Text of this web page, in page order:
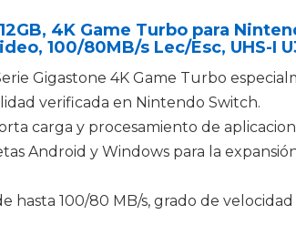
4K Game Turbo para
100/80MB/s Lec/Esc, UHS-I
Gigastone 4K Game Turbo
verificada en Nintendo Switch.
carga y procesamiento de
Android y Windows para la
hasta 100/80 MB/s, grado de